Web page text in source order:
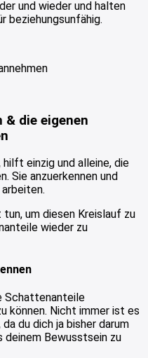
und wieder und halten
beziehungsunfähig.
die eigenen
einzig und alleine, die
Sie anzuerkennen und
um diesen Kreislauf zu
wieder zu
Schattenanteile
können. Nicht immer ist es
du dich ja bisher darum
deinem Bewusstsein zu